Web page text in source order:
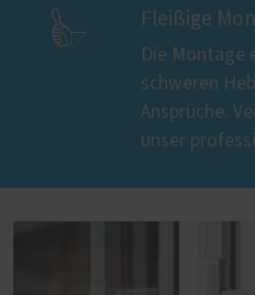
 Fleißige
Die Montage
schweren
Ansprüche.
unser